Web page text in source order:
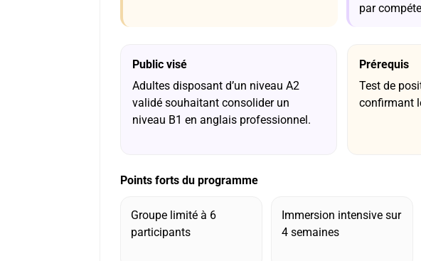
par
Public visé
Adultes disposant d’un niveau A2
validé souhaitant consolider un
niveau B1 en anglais professionnel.
Prérequis
Test de
confirmant
Points forts du programme
Groupe limité à 6
participants
Immersion intensive sur
4 semaines